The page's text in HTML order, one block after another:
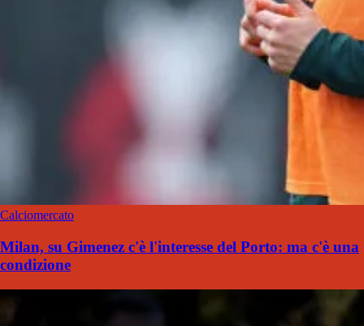
Calciomercato
Milan, su Gimenez c'è l'interesse del Porto: ma c'è una
condizione